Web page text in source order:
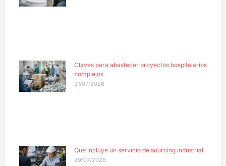
Claves para abastecer proyectos hospitalarios
complejos
31/07/2026
Qué incluye un servicio de sourcing industrial
29/07/2026